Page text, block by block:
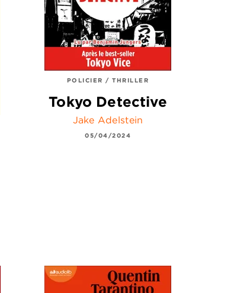
POLICIER / THRILLER
Tokyo Detective
Jake Adelstein
05/04/2024